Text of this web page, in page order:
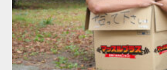
ダウンロード